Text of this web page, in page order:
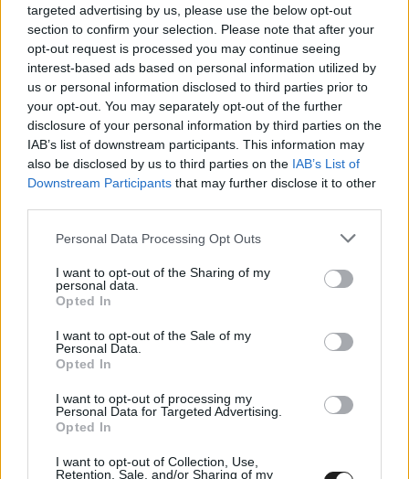
targeted advertising by us, please use the below opt-out
section to confirm your selection. Please note that after your
opt-out request is processed you may continue seeing
interest-based ads based on personal information utilized by
us or personal information disclosed to third parties prior to
your opt-out. You may separately opt-out of the further
disclosure of your personal information by third parties on the
IAB’s list of downstream participants. This information may
also be disclosed by us to third parties on the IAB’s List of
Downstream Participants that may further disclose it to other
Please note that this website/app uses one or more Google
not limited to your visit or usage behaviour. You may click to
grant or deny consent to Google and its third-party tags to
use your data for below specified purposes in below Google
consent section.
Personal Data Processing Opt Outs
I want to opt-out of the Sharing of my
personal data.
Opted In
I want to opt-out of the Sale of my
Personal Data.
Opted In
I want to opt-out of processing my
Personal Data for Targeted Advertising.
Opted In
I want to opt-out of Collection, Use,
Retention, Sale, and/or Sharing of my
fejlesztésében a következő versenyekre. Hayden
Paddon és John Kennard visszatérnek a csapatba
egy olyan versenyre, amit jobban ismernek,
különösen az Európa-bajnokságból. Szeretnénk,
ha szakaszról szakaszra növelnék a tempójukat.”
A szezon első futamain sok tapasztalatot
gyűjtött a csapat.
„Az idei év eddigi szakaszaiban a WRC hihetetlen
körülményeket teremtett a pilótáknak. Monte-
miatt, Svédországban hidegebb volt a
voltak a hófalak, a Szafari Rally pedig igazi
kenyai élményt nyújtott. Láttunk már rengeteg
szélsőséget, ezért reméljük, hogy